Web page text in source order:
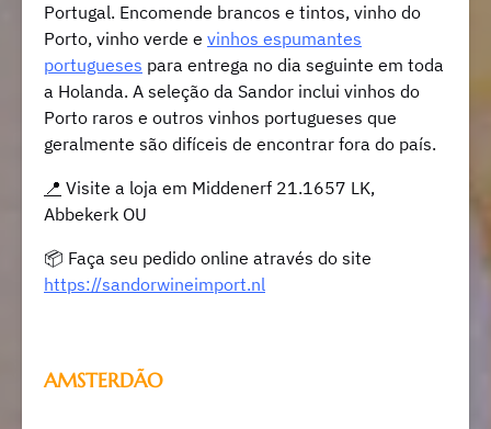
Portugal. Encomende brancos e tintos, vinho do
Porto, vinho verde e vinhos espumantes
portugueses para entrega no dia seguinte em toda
a Holanda. A seleção da Sandor inclui vinhos do
Porto raros e outros vinhos portugueses que
geralmente são difíceis de encontrar fora do país.
📍 Visite a loja em Middenerf 21.1657 LK,
Abbekerk OU
📦 Faça seu pedido online através do site
https://sandorwineimport.nl
AMSTERDÃO